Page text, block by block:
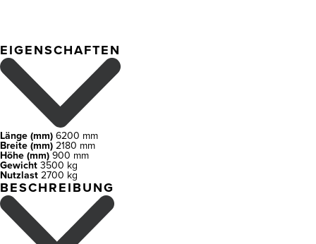
EIGENSCHAFTEN
Länge (mm)6200 mm
Breite (mm)2180 mm
Höhe (mm)900 mm
Gewicht3500 kg
Nutzlast2700 kg
BESCHREIBUNG